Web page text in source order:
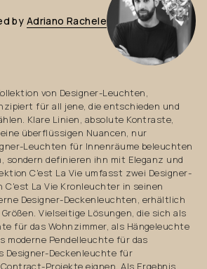
by Adriano Rachele
von Designer-Leuchten,
für all jene, die entschieden und
Klare Linien, absolute Kontraste,
überflüssigen Nuancen, nur
Leuchten für Innenräume beleuchten
sondern definieren ihn mit Eleganz und
C'est La Vie umfasst zwei Designer-
C'est La Vie Kronleuchter in seinen
Designer-Deckenleuchten, erhältlich
Vielseitige Lösungen, die sich als
für das Wohnzimmer, als Hängeleuchte
moderne Pendelleuchte für das
Designer-Deckenleuchte für
Projekte eignen. Als Ergebnis